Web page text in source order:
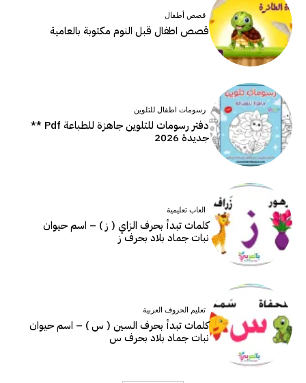
قصص أطفال
قصص اطفال قبل النوم مكتوبة بالعامية
رسومات اطفال للتلوين
دفتر رسومات للتلوين جاهزة للطباعة Pdf **
جديدة 2026
العاب تعليمية
كلمات تبدأ بحرف الزاي ( ز ) – اسم حيوان
نبات جماد بلاد بحرف ز
تعليم الحروف العربية
كلمات تبدأ بحرف السين ( س ) – اسم حيوان
نبات جماد بلاد بحرف س